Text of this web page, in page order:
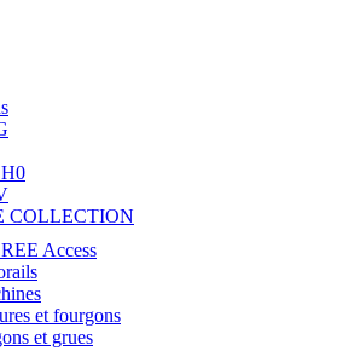
COLLECTION
REE Access
et fourgons
et grues